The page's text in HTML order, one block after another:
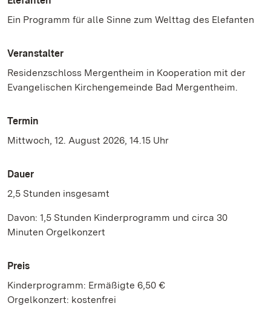
Ein Programm für alle Sinne zum Welttag des Elefanten
Veranstalter
Residenzschloss Mergentheim in Kooperation mit der
Evangelischen Kirchengemeinde Bad Mergentheim.
Termin
Mittwoch, 12. August 2026, 14.15 Uhr
Dauer
2,5 Stunden insgesamt
Davon: 1,5 Stunden Kinderprogramm und circa 30
Minuten Orgelkonzert
Preis
Kinderprogramm: Ermäßigte 6,50 €
Orgelkonzert: kostenfrei